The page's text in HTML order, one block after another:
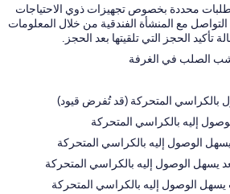
محددة بخصوص تجهيزات ذوي الاحتياجات
مع المنشأة الفندقية من خلال المعلومات
تأكيد الحجز التي تلقيتها بعد الحجز.
الصلب في الغرفة
بالكراسي المتحركة (قد تُفرض قيود)
إليه بالكراسي المتحركة
الوصول إليه بالكراسي المتحركة
يسهل الوصول إليه بالكراسي المتحركة
الوصول إليه بالكراسي المتحركة